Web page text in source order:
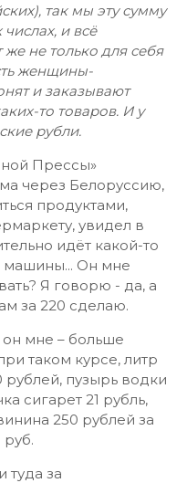
так мы эту сумму
и всё
не только для себя
женщины-
и заказывают
то товаров. И у
рубли.
Прессы»
через Белоруссию,
продуктами,
увидел в
идёт какой-то
машины... Он мне
Я говорю - да, а
за 220 сделаю.
мне – больше
таком курсе, литр
рублей, пузырь водки
сигарет 21 рубль,
250 рублей за
руб.
туда за